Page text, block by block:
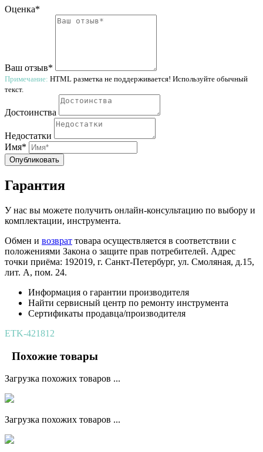
Оценка*
Ваш отзыв*
Примечание: HTML разметка не поддерживается! Используйте обычный
текст.
Достоинства
Недостатки
Имя*
Опубликовать
Гарантия
У нас вы можете получить онлайн-консультацию по выбору и
комплектации, инструмента.
Обмен и возврат товара осуществляется в соответствии с
положениями Закона о защите прав потребителей. Адрес
точки приёма: 192019, г. Санкт-Петербург, ул. Смоляная, д.15,
лит. А, пом. 24.
Информация о гарантии производителя
Найти сервисный центр по ремонту инструмента
Сертификаты продавца/производителя
ETK-421812
Похожие товары
Загрузка похожих товаров ...
Загрузка похожих товаров ...